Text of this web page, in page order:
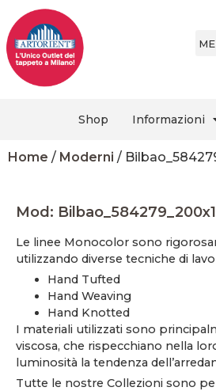
Shop Informazioni
Home / Moderni /
Mod:
Le linee Monocolor sono
utilizzando diverse tecniche di
Hand Tufted
Hand Weaving
Hand Knotted
I materiali utilizzati sono
viscosa, che rispecchiano nella
luminosità la tendenza
Tutte le nostre Collezioni sono